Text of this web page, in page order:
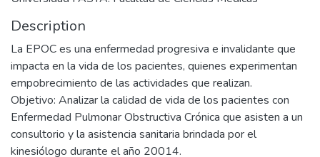
Description
La EPOC es una enfermedad progresiva e invalidante que
impacta en la vida de los pacientes, quienes experimentan
empobrecimiento de las actividades que realizan.
Objetivo: Analizar la calidad de vida de los pacientes con
Enfermedad Pulmonar Obstructiva Crónica que asisten a un
consultorio y la asistencia sanitaria brindada por el